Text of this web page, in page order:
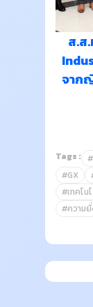
ส.ส
จาก
Tags :
#GX
#เทคโ
#ความ